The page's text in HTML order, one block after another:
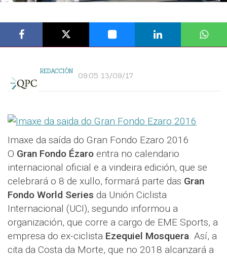
REDACCIÓN 09:05 13/09/17
Imaxe da saída do Gran Fondo Ezaro 2016
O Gran Fondo Ézaro entra no calendario
internacional oficial e a vindeira edición, que se
celebrará o 8 de xullo, formará parte das Gran
Fondo World Series da Unión Ciclista
Internacional (UCI), segundo informou a
organización, que corre a cargo de EME Sports, a
empresa do ex-ciclista Ezequiel Mosquera. Así, a
cita da Costa da Morte, que no 2018 alcanzará a